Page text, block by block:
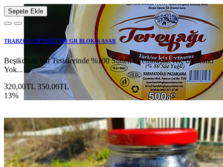
Sepete Ekle
TRABZON ÇİFTLİĞİ 700 GR BLOK KAŞAR
Beşikdüzü Süt Tesislerinde %100 Sütten Üretilmiştir. Hiç bir Katkı
Yok...
320,00TL 350,00TL
13%